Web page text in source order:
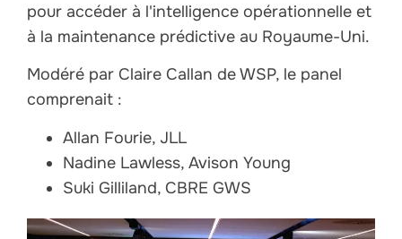
pour accéder à l'intelligence opérationnelle et
à la maintenance prédictive au Royaume-Uni.
Modéré par Claire Callan de WSP, le panel
comprenait :
Allan Fourie, JLL
Nadine Lawless, Avison Young
Suki Gilliland, CBRE GWS